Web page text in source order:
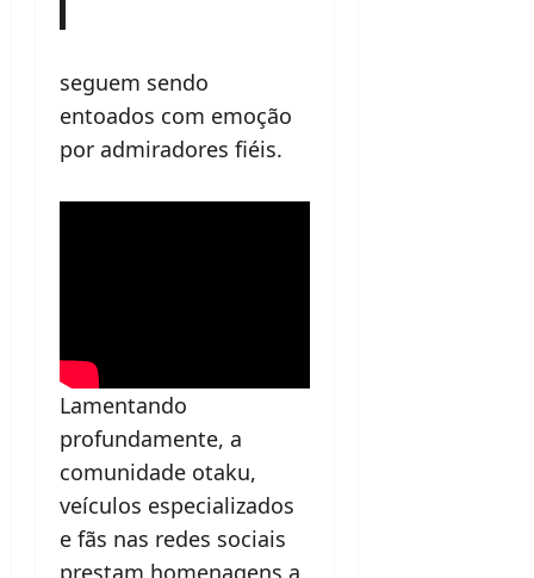
seguem sendo
entoados com emoção
por admiradores fiéis.
Lamentando
profundamente, a
comunidade otaku,
veículos especializados
e fãs nas redes sociais
prestam homenagens a